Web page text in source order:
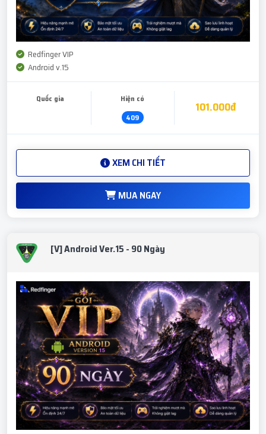
Redfinger VIP
Android v.15
Quốc gia
Hiện có
409
101.000đ
XEM CHI TIẾT
MUA NGAY
[V] Android Ver.15 - 90 Ngày